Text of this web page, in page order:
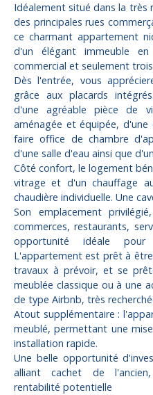
Idéalement situé dans la très
des principales rues
ce charmant appartement
d'un élégant immeuble
commercial et seulement
Dès l'entrée, vous
grâce aux placards
d'une agréable pièce de
aménagée et équipée,
faire office de chambre
d'une salle d'eau ainsi que
Côté confort, le logement
vitrage et d'un chauffage
chaudière individuelle. Une
Son emplacement
commerces, restaurants,
opportunité idéale pour
L'appartement est prêt à
travaux à prévoir, et se
meublée classique ou à une
de type Airbnb, très
Atout supplémentaire :
meublé, permettant une
installation rapide.
Une belle opportunité
alliant cachet de
rentabilité potentielle